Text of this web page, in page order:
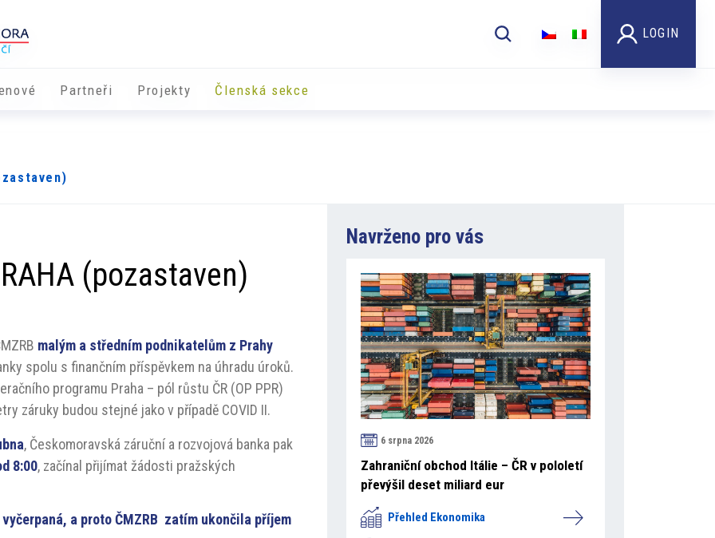
LOGIN
Partneři ​​Projekty Členská sekce
(pozastaven)
malým a středním podnikatelům z Prahy
spolu s finančním příspěvkem na úhradu úroků.
programu Praha – pól růstu ČR (OP PPR)
záruky budou stejné jako v případě COVID II.
, Českomoravská záruční a rozvojová banka pak
8:00, začínal přijímat žádosti pražských
a proto ČMZRB zatím ukončila příjem
Navrženo pro vás
6 srpna 2026
Zahraniční obchod Itálie – ČR v pololetí
převýšil deset miliard eur
Přehled Ekonomika